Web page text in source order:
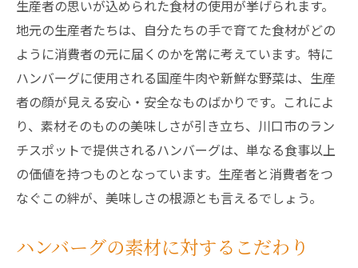
生産者の思いが込められた食材の使用が挙げられます。
地元の生産者たちは、自分たちの手で育てた食材がどの
ように消費者の元に届くのかを常に考えています。特に
ハンバーグに使用される国産牛肉や新鮮な野菜は、生産
者の顔が見える安心・安全なものばかりです。これによ
り、素材そのものの美味しさが引き立ち、川口市のラン
チスポットで提供されるハンバーグは、単なる食事以上
の価値を持つものとなっています。生産者と消費者をつ
なぐこの絆が、美味しさの根源とも言えるでしょう。
ハンバーグの素材に対するこだわり